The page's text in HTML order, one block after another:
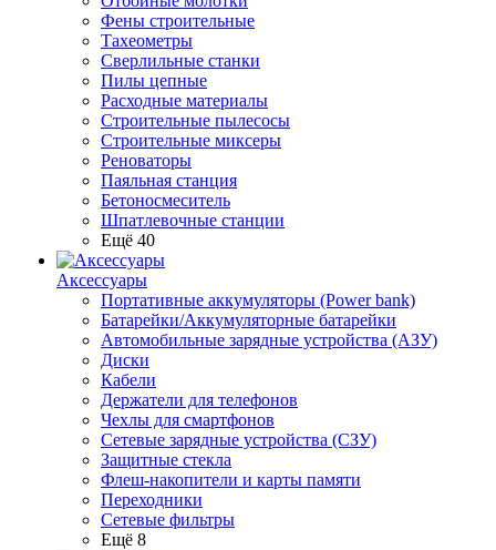
Фены строительные
Тахеометры
Сверлильные станки
Пилы цепные
Расходные материалы
Строительные пылесосы
Строительные миксеры
Реноваторы
Паяльная станция
Бетоносмеситель
Шпатлевочные станции
Ещё 40
Аксессуары
Портативные аккумуляторы (Power bank)
Батарейки/Аккумуляторные батарейки
Автомобильные зарядные устройства (АЗУ)
Диски
Кабели
Держатели для телефонов
Чехлы для смартфонов
Сетевые зарядные устройства (СЗУ)
Защитные стекла
Флеш-накопители и карты памяти
Переходники
Сетевые фильтры
Ещё 8